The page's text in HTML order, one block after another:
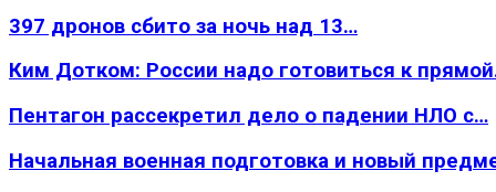
397 дронов сбито за ночь над 13…
Ким Дотком: России надо готовиться к
Пентагон рассекретил дело о падении НЛО с…
Начальная военная подготовка и новый